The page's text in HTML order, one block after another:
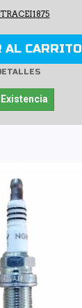
AL CARRITO
Existencia